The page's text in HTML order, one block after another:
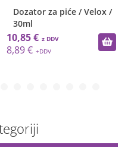
Dozator za piće / Velox /
30ml
10,85 €
8,89 €